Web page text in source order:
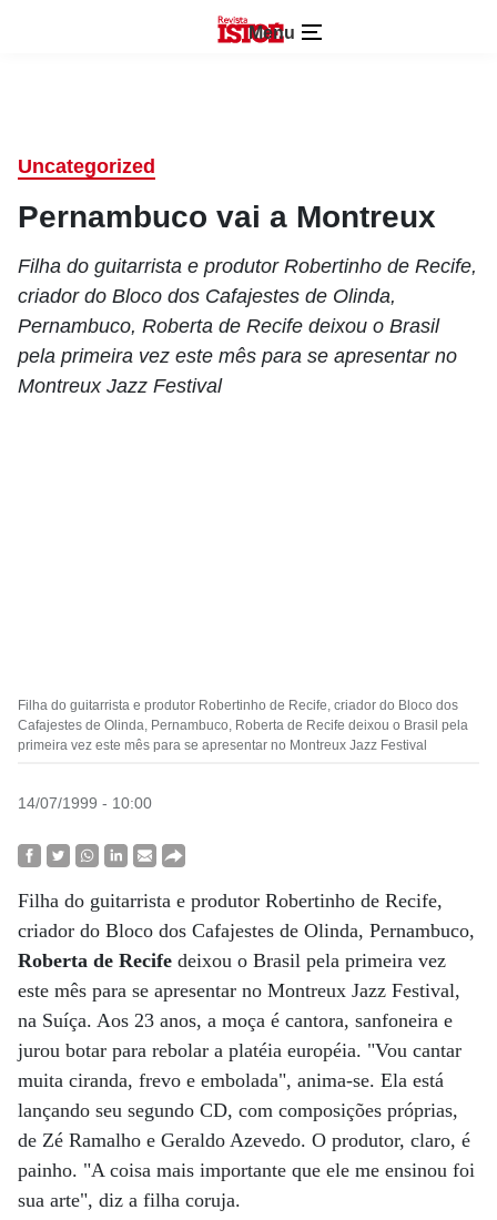
Menu
Uncategorized
Pernambuco vai a Montreux
Filha do guitarrista e produtor Robertinho de Recife,
criador do Bloco dos Cafajestes de Olinda,
Pernambuco, Roberta de Recife deixou o Brasil
pela primeira vez este mês para se apresentar no
Montreux Jazz Festival
Filha do guitarrista e produtor Robertinho de Recife, criador do Bloco dos
Cafajestes de Olinda, Pernambuco, Roberta de Recife deixou o Brasil pela
primeira vez este mês para se apresentar no Montreux Jazz Festival
14/07/1999 - 10:00
Filha do guitarrista e produtor Robertinho de Recife,
criador do Bloco dos Cafajestes de Olinda, Pernambuco,
Roberta de Recife deixou o Brasil pela primeira vez
este mês para se apresentar no Montreux Jazz Festival,
na Suíça. Aos 23 anos, a moça é cantora, sanfoneira e
jurou botar para rebolar a platéia européia. "Vou cantar
muita ciranda, frevo e embolada", anima-se. Ela está
lançando seu segundo CD, com composições próprias,
de Zé Ramalho e Geraldo Azevedo. O produtor, claro, é
painho. "A coisa mais importante que ele me ensinou foi
sua arte", diz a filha coruja.